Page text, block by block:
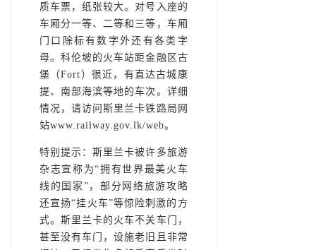
质车票，纸张较大。对号入座的
车厢分一等、二等和三等，车厢
门口除标有数字外还有各类字
母。科伦坡的火车站距金融区古
堡（Fort）很近，有直达古城康
提、南部海滨等地的车次。详细
情况，请访问斯里兰卡铁路局网
站www.railway.gov.lk/web。
特别提示：斯里兰卡被许多旅游
杂志宣称为“拥有世界最美火车
线的国家”，部分网络旅游攻略
还宣扬“挂火车”等惊险刺激的方
式。斯里兰卡的火车不关车门，
甚至没有车门，设施老旧且非常